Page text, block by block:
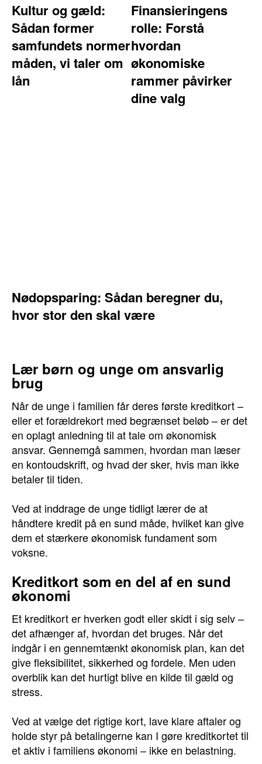
Kultur og gæld:
Sådan former
samfundets normer
måden, vi taler om
lån
Finansieringens
rolle: Forstå
hvordan
økonomiske
rammer påvirker
dine valg
Nødopsparing: Sådan beregner du,
hvor stor den skal være
Lær børn og unge om ansvarlig
brug
Når de unge i familien får deres første kreditkort –
eller et forældrekort med begrænset beløb – er det
en oplagt anledning til at tale om økonomisk
ansvar. Gennemgå sammen, hvordan man læser
en kontoudskrift, og hvad der sker, hvis man ikke
betaler til tiden.
Ved at inddrage de unge tidligt lærer de at
håndtere kredit på en sund måde, hvilket kan give
dem et stærkere økonomisk fundament som
voksne.
Kreditkort som en del af en sund
økonomi
Et kreditkort er hverken godt eller skidt i sig selv –
det afhænger af, hvordan det bruges. Når det
indgår i en gennemtænkt økonomisk plan, kan det
give fleksibilitet, sikkerhed og fordele. Men uden
overblik kan det hurtigt blive en kilde til gæld og
stress.
Ved at vælge det rigtige kort, lave klare aftaler og
holde styr på betalingerne kan I gøre kreditkortet til
et aktiv i familiens økonomi – ikke en belastning.